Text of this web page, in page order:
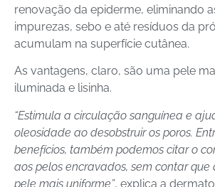
renovação da epiderme, eliminando
impurezas, sebo e até resíduos da
acumulam na superfície cutânea.
As vantagens, claro, são uma pele
iluminada e lisinha.
“Estimula a circulação sanguínea e
oleosidade ao desobstruir os poros.
benefícios, também podemos citar o
aos pelos encravados, sem contar que
pele mais uniforme”, explica a